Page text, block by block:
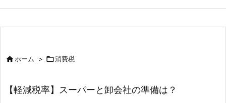

ホーム > 消費税
【軽減税率】スーパーと卸会社の準備は？